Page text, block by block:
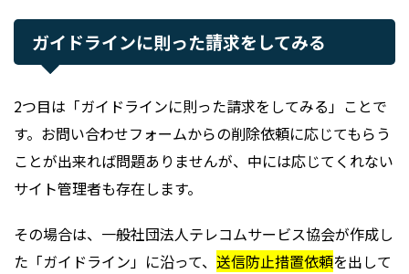
ガイドラインに則った請求をしてみる
2つ目は「ガイドラインに則った請求をしてみる」ことで
す。お問い合わせフォームからの削除依頼に応じてもらう
ことが出来れば問題ありませんが、中には応じてくれない
サイト管理者も存在します。
その場合は、一般社団法人テレコムサービス協会が作成し
た「ガイドライン」に沿って、 送信防止措置依頼を出して